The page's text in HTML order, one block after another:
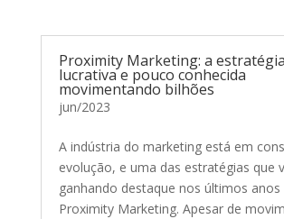
Proximity Marketing: a estratégia
lucrativa e pouco conhecida
movimentando bilhões
jun/2023
A indústria do marketing está em
evolução, e uma das estratégias que
ganhando destaque nos últimos anos
Proximity Marketing. Apesar de